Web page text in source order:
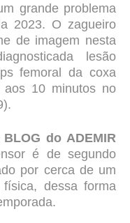
grande problema
2023. O zagueiro
de imagem nesta
lesão
femoral da coxa
aos 10 minutos no
BLOG do ADEMIR
é de segundo
por cerca de um
dessa forma